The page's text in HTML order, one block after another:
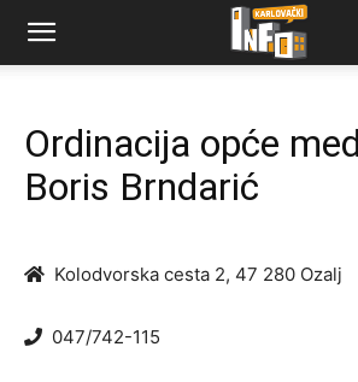
Ordinacija opće
Boris Brndarić
Kolodvorska cesta 2, 47 280 Ozalj
047/742-115